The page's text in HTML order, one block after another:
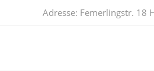
Adresse: Femerlingstr. 18